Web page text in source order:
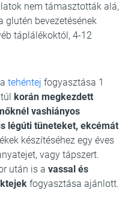
nem támasztották alá,
glutén bevezetésének
táplálékoktól, 4-12
tehéntej fogyasztása 1
korán megkezdett
vashiányos
légúti tüneteket, ekcémát
készítéséhez egy éves
vagy tápszert.
után is a vassal és
fogyasztása ajánlott.